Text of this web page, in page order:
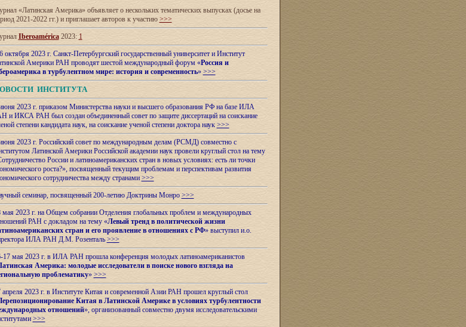
«Латинская Америка» объявляет о нескольких тематических выпусках (досье на
2021-2022 гг.) и приглашает авторов к участию >>>
Iberoamérica2023: 1
октября 2023 г. Санкт-Петербургский государственный университет и Институт
Америки РАН проводят шестой международный форум «Россия и
в турбулентном мире: история и современность» >>>
ИНСТИТУТА
2023 г. приказом Министерства науки и высшего образования РФ на базе ИЛА
и ИКСА РАН был создан объединенный совет по защите диссертаций на соискание
степени кандидата наук, на соискание ученой степени доктора наук >>>
2023 г. Российский совет по международным делам (РСМД) совместно с
Латинской Америки Российской академии наук провели круглый стол на тему
России и латиноамериканских стран в новых условиях: есть ли точки
роста?», посвященный текущим проблемам и перспективам развития
сотрудничества между странами >>>
семинар, посвященный 200-летию Доктрины Монро>>>
мая 2023 г. на Общем собрании Отделения глобальных проблем и международных
РАН с докладом на тему «Левый тренд в политической жизни
стран и его проявление в отношениях с РФ» выступил и.о.
ИЛА РАН Д.М. Розенталь >>>
17 мая 2023 г. в ИЛА РАН прошла конференция молодых латиноамериканистов
Америка: молодые исследователи в поиске нового взгляда на
проблематику» >>>
апреля 2023 г. в Институте Китая и современной Азии РАН прошел круглый стол
Китая в ЛатинскойАмерике в условиях турбулентности
отношений», организованный совместно двумя исследовательскими
>>>